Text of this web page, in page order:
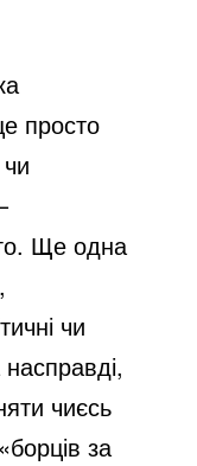
просто
Ще одна
чи
чиєсь
за